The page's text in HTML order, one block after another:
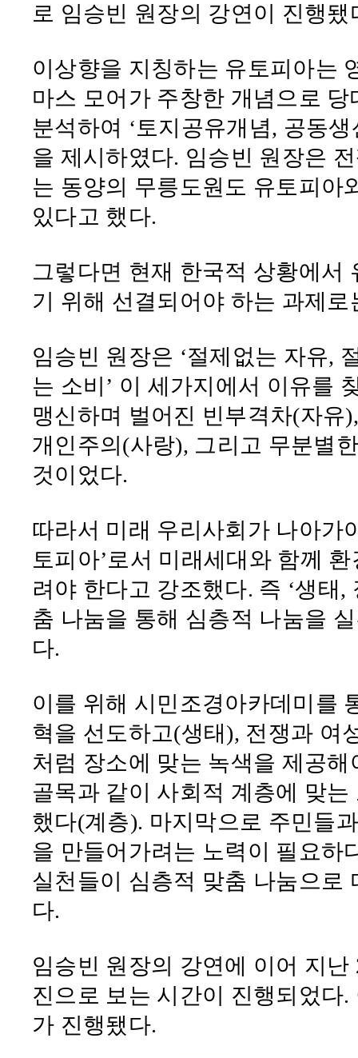
로 임승빈 원장의 강연이 진행됐
이상향을 지칭하는 유토피아는
마스 모어가 주창한 개념으로
분석하여 ‘ 토지공유개념, 공동생
을 제시하였다. 임승빈 원장은
는 동양의 무릉도원도 유토피아
있다고 했다.
그렇다면 현재 한국적 상황에서
기 위해 선결되어야 하는 과제
임승빈 원장은 ‘절제없는 자유,
는 소비 ’ 이 세가지에서 이유를
맹신하며 벌어진 빈부격차(자유
개인주의(사랑), 그리고 무분별
것이었다.
따라서 미래 우리사회가 나아가
토피아’ 로서 미래세대와 함께
려야 한다고 강조했다. 즉 ‘생태 ,
춤 나눔을 통해 심층적 나눔을
다.
이를 위해 시민조경아카데미를
혁을 선도하고(생태 ), 전쟁과 여
처럼 장소에 맞는 녹색을 제공해
골목과 같이 사회적 계층에 맞
했다(계층). 마지막으로 주민들
을 만들어가려는 노력이 필요하
실천들이 심층적 맞춤 나눔으로
다.
임승빈 원장의 강연에 이어 지난
진으로 보는 시간이 진행되었다.
가 진행됐다.